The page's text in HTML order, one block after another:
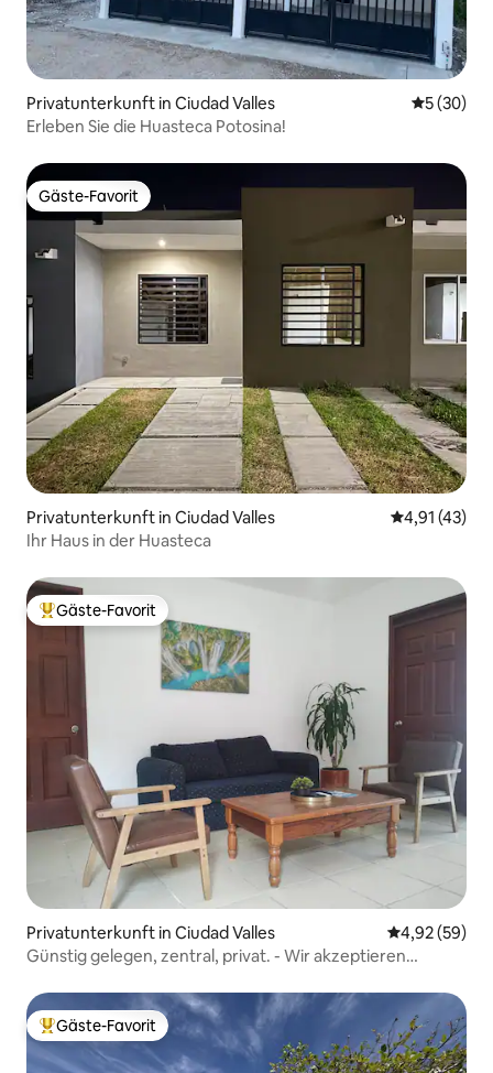
Privatunterkunft in Ciudad Valles
5 (30)
Erleben Sie die Huasteca Potosina!
Gäste-Favorit
Gäste-Favorit
Privatunterkunft in Ciudad Valles
4,91 (43)
Ihr Haus in der Huasteca
Beliebter Gäste-Favorit.
Gäste-Favorit
Privatunterkunft in Ciudad Valles
4,92 (59)
Günstig gelegen, zentral, privat. - Wir akzeptieren
Beliebter Gäste-Favorit.
Gäste-Favorit